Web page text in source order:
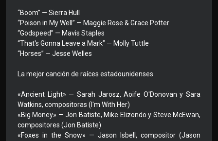
“Boom” — Sierra Hull
“Poison in My Well” — Maggie Rose & Grace Potter
“Godspeed” — Mavis Staples
“That's Gonna Leave a Mark” — Molly Tuttle
“Horses” — Jesse Welles
La mejor canción de raíces estadounidenses
«Ancient Light» — Sarah Jarosz, Aoife O'Donovan y Sara
Watkins, compositoras (I'm With Her)
«Big Money» — Jon Batiste, Mike Elizondo y Steve McEwan,
compositores (Jon Batiste)
«Foxes in the Snow» — Jason Isbell, compositor (Jason